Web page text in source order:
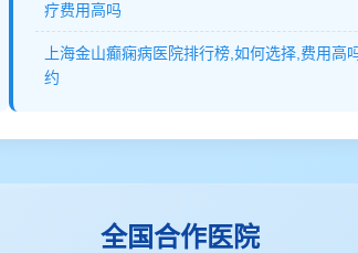
疗费用高吗
上海金山癫痫病医院排行榜,如何选择,费用高
约
全国合作医院